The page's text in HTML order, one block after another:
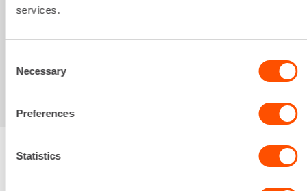
services.
Selection
Necessary
Preferences
Statistics
Sinua saattaisi
kiinnostaa myös